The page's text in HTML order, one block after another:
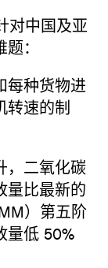
中国及亚
：
每种货物进
转速的制
，二氧化碳
量比最新的
）第五阶
量低 50%